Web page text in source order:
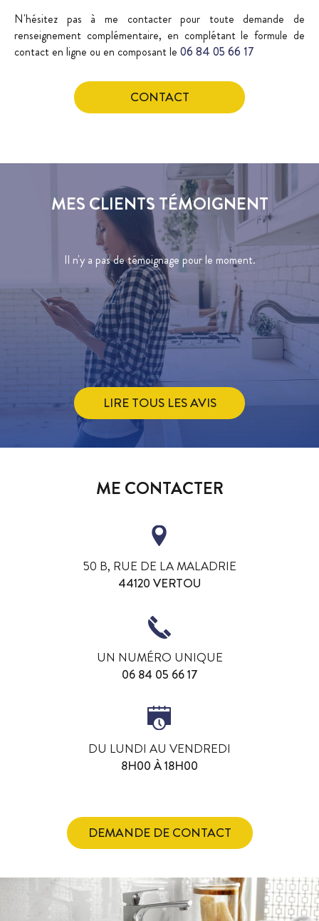
N'hésitez pas à me contacter pour toute demande de
renseignement complémentaire, en complétant le formule de
contact en ligne ou en composant le 06 84 05 66 17
CONTACT
MES CLIENTS TÉMOIGNENT
Il n'y a pas de témoignage pour le moment.
LIRE TOUS LES AVIS
ME CONTACTER
50 B, RUE DE LA MALADRIE
44120 VERTOU
UN NUMÉRO UNIQUE
06 84 05 66 17
DU LUNDI AU VENDREDI
8H00 À 18H00
DEMANDE DE CONTACT